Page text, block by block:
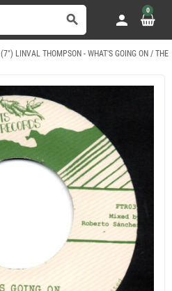
search person
0
(7") LINVAL THOMPSON - WHAT'S GOING ON /